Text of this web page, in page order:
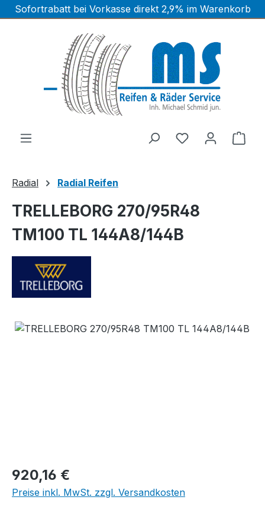
Zum Hauptinhalt springen
Sofortrabatt bei Vorkasse direkt 2,9% im Warenkorb
Radial Radial Reifen
TRELLEBORG 270/95R48
TM100 TL 144A8/144B
Bildergalerie überspringen
Regulärer Preis:
920,16 €
Preise inkl. MwSt. zzgl. Versandkosten